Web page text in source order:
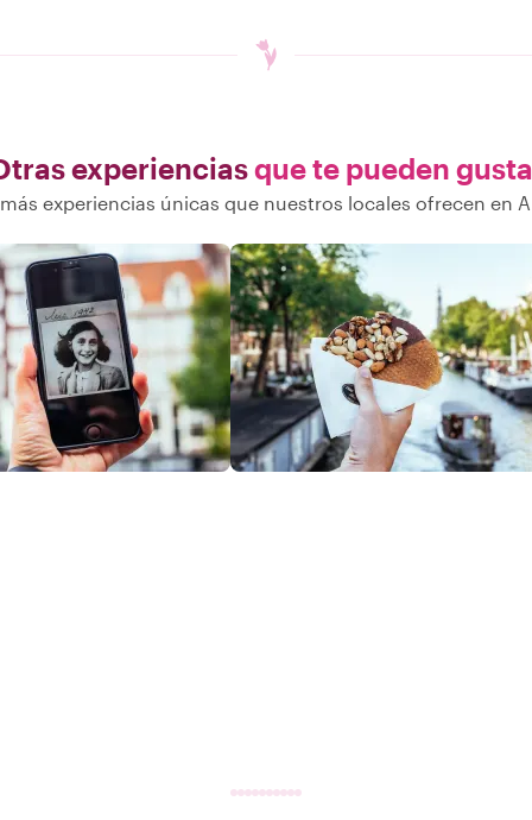
experienciasque te pueden
experiencias únicas que nuestros locales ofrecen en